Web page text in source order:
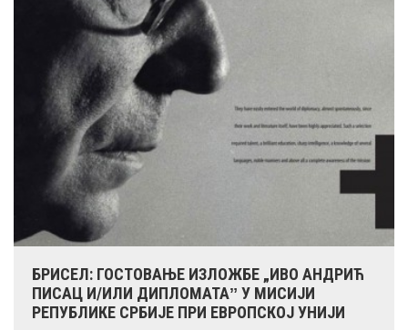
БРИСЕЛ: ГОСТОВАЊЕ ИЗЛОЖБЕ „ИВО АНДРИЋ
ПИСАЦ И/ИЛИ ДИПЛОМАТАˮ У МИСИЈИ
РЕПУБЛИКЕ СРБИЈЕ ПРИ ЕВРОПСКОЈ УНИЈИ